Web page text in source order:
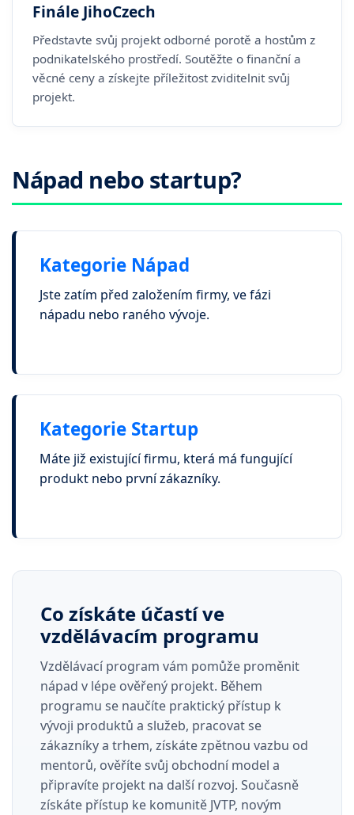
Finále JihoCzech
Představte svůj projekt odborné porotě a hostům z
podnikatelského prostředí. Soutěžte o finanční a
věcné ceny a získejte příležitost zviditelnit svůj
projekt.
Nápad nebo startup?
Kategorie Nápad
Jste zatím před založením firmy, ve fázi
nápadu nebo raného vývoje.
Kategorie Startup
Máte již existující firmu, která má fungující
produkt nebo první zákazníky.
Co získáte účastí ve
vzdělávacím programu
Vzdělávací program vám pomůže proměnit
nápad v lépe ověřený projekt. Během
programu se naučíte praktický přístup k
vývoji produktů a služeb, pracovat se
zákazníky a trhem, získáte zpětnou vazbu od
mentorů, ověříte svůj obchodní model a
připravíte projekt na další rozvoj. Současně
získáte přístup ke komunitě JVTP, novým